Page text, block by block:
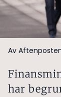
Av
har